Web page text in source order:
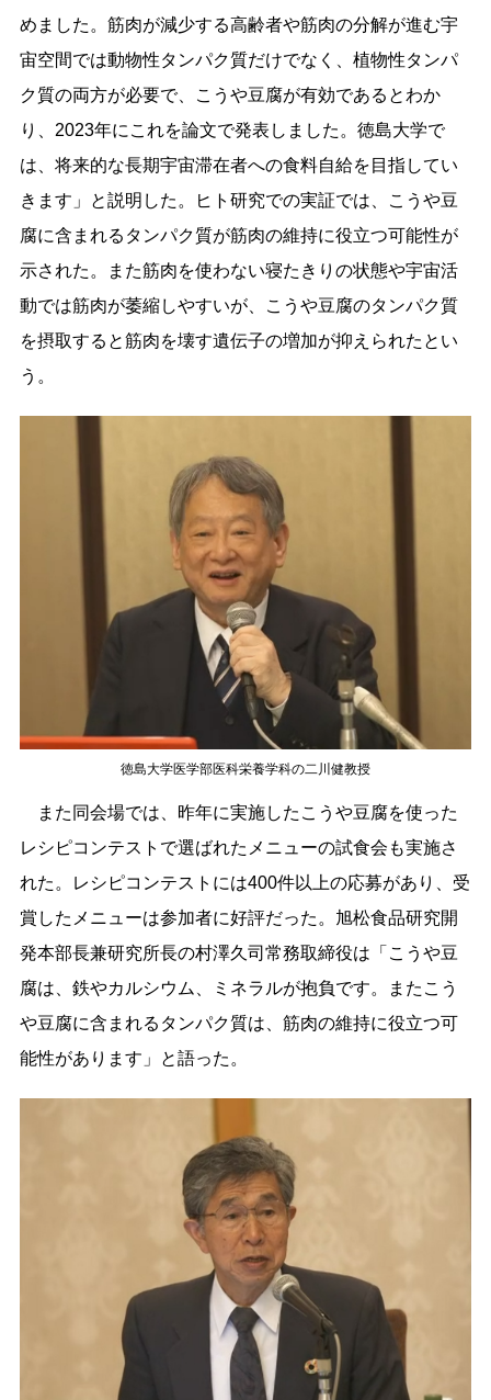
めました。筋肉が減少する高齢者や筋肉の分解が進む宇
宙空間では動物性タンパク質だけでなく、植物性タンパ
ク質の両方が必要で、こうや豆腐が有効であるとわか
り、2023年にこれを論文で発表しました。徳島大学で
は、将来的な長期宇宙滞在者への食料自給を目指してい
きます」と説明した。ヒト研究での実証では、こうや豆
腐に含まれるタンパク質が筋肉の維持に役立つ可能性が
示された。また筋肉を使わない寝たきりの状態や宇宙活
動では筋肉が萎縮しやすいが、こうや豆腐のタンパク質
を摂取すると筋肉を壊す遺伝子の増加が抑えられたとい
う。
徳島大学医学部医科栄養学科の二川健教授
また同会場では、昨年に実施したこうや豆腐を使った
レシピコンテストで選ばれたメニューの試食会も実施さ
れた。レシピコンテストには400件以上の応募があり、受
賞したメニューは参加者に好評だった。旭松食品研究開
発本部長兼研究所長の村澤久司常務取締役は「こうや豆
腐は、鉄やカルシウム、ミネラルが抱負です。またこう
や豆腐に含まれるタンパク質は、筋肉の維持に役立つ可
能性があります」と語った。